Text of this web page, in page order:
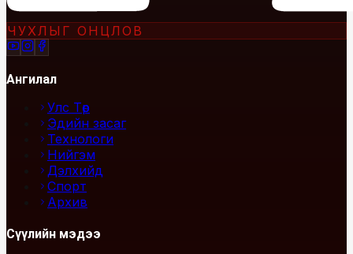
ЧУХЛЫГ ОНЦЛОВ
Ангилал
Улс Төр
Эдийн засаг
Технологи
Нийгэм
Дэлхийд
Спорт
Архив
Сүүлийн мэдээ